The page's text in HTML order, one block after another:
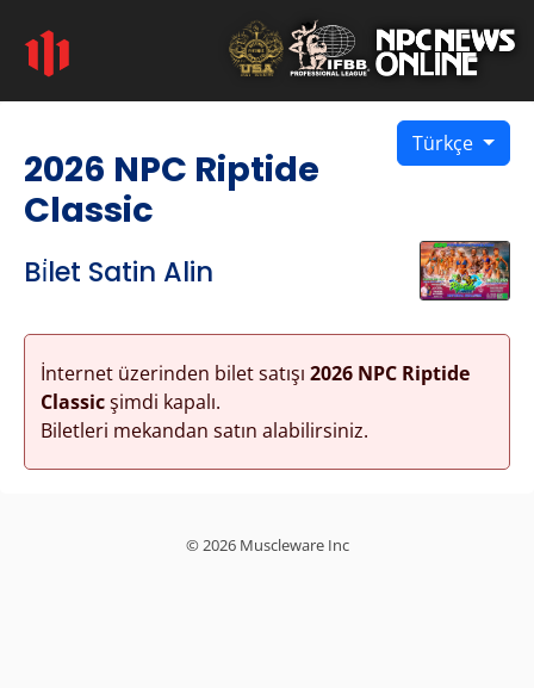
Türkçe
2026 NPC Riptide
Classic
Bi̇let Satin Alin
İnternet üzerinden bilet satışı 2026 NPC Riptide
Classicşimdi kapalı.
Biletleri mekandan satın alabilirsiniz.
© 2026 Muscleware Inc